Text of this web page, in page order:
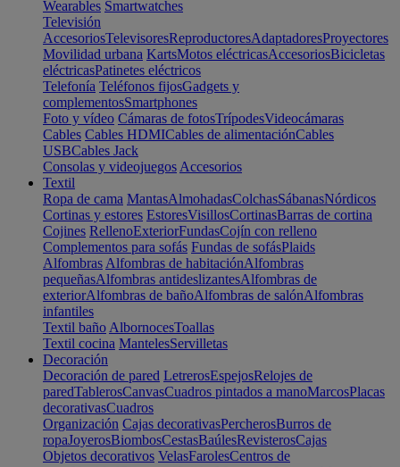
Wearables Smartwatches
Televisión
AccesoriosTelevisoresReproductoresAdaptadoresProyectores
Movilidad urbana KartsMotos eléctricasAccesoriosBicicletas
eléctricasPatinetes eléctricos
Telefonía Teléfonos fijosGadgets y
complementosSmartphones
Foto y vídeo Cámaras de fotosTrípodesVideocámaras
Cables Cables HDMICables de alimentaciónCables
USBCables Jack
Consolas y videojuegos Accesorios
Textil
Ropa de cama MantasAlmohadasColchasSábanasNórdicos
Cortinas y estores EstoresVisillosCortinasBarras de cortina
Cojines RellenoExteriorFundasCojín con relleno
Complementos para sofás Fundas de sofásPlaids
Alfombras Alfombras de habitaciónAlfombras
pequeñasAlfombras antideslizantesAlfombras de
exteriorAlfombras de bañoAlfombras de salónAlfombras
infantiles
Textil baño AlbornocesToallas
Textil cocina MantelesServilletas
Decoración
Decoración de pared LetrerosEspejosRelojes de
paredTablerosCanvasCuadros pintados a manoMarcosPlacas
decorativasCuadros
Organización Cajas decorativasPercherosBurros de
ropaJoyerosBiombosCestasBaúlesRevisterosCajas
Objetos decorativos VelasFarolesCentros de